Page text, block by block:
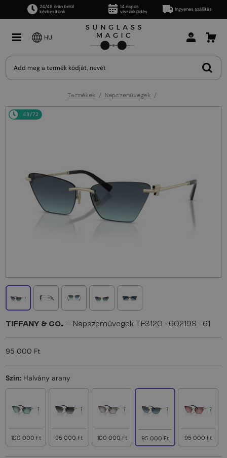
24/48 órán belül
kézbesítünk
14 napos
visszaküldés
Ingyenes szállítás
HU
Termékek Napszemüvegek
48/72
TIFFANY & CO. — Napszemüvegek TF3120 - 60219S - 61
95 000 Ft
Szín: Halvány arany
100 000 Ft 95 000 Ft 100 000 Ft 95 000 Ft 95 000 Ft